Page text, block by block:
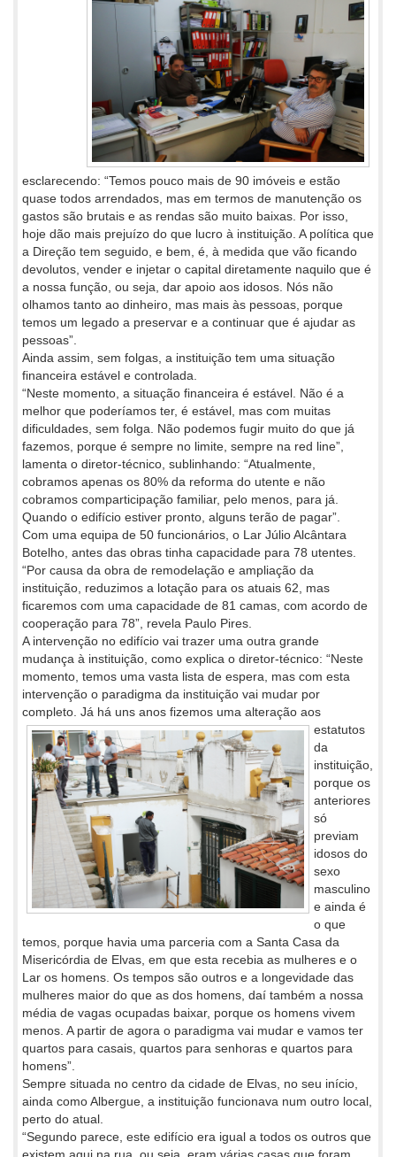
esclarecendo: “Temos pouco mais de 90 imóveis e estão
quase todos arrendados, mas em termos de manutenção os
gastos são brutais e as rendas são muito baixas. Por isso,
hoje dão mais prejuízo do que lucro à instituição. A política que
a Direção tem seguido, e bem, é, à medida que vão ficando
devolutos, vender e injetar o capital diretamente naquilo que é
a nossa função, ou seja, dar apoio aos idosos. Nós não
olhamos tanto ao dinheiro, mas mais às pessoas, porque
temos um legado a preservar e a continuar que é ajudar as
pessoas”.
Ainda assim, sem folgas, a instituição tem uma situação
financeira estável e controlada.
“Neste momento, a situação financeira é estável. Não é a
melhor que poderíamos ter, é estável, mas com muitas
dificuldades, sem folga. Não podemos fugir muito do que já
fazemos, porque é sempre no limite, sempre na red line”,
lamenta o diretor-técnico, sublinhando: “Atualmente,
cobramos apenas os 80% da reforma do utente e não
cobramos comparticipação familiar, pelo menos, para já.
Quando o edifício estiver pronto, alguns terão de pagar”.
Com uma equipa de 50 funcionários, o Lar Júlio Alcântara
Botelho, antes das obras tinha capacidade para 78 utentes.
“Por causa da obra de remodelação e ampliação da
instituição, reduzimos a lotação para os atuais 62, mas
ficaremos com uma capacidade de 81 camas, com acordo de
cooperação para 78”, revela Paulo Pires.
A intervenção no edifício vai trazer uma outra grande
mudança à instituição, como explica o diretor-técnico: “Neste
momento, temos uma vasta lista de espera, mas com esta
intervenção o paradigma da instituição vai mudar por
completo. Já há uns anos fizemos uma alteração aos
estatutos
da
instituição,
porque os
anteriores
só
previam
idosos do
sexo
masculino
e ainda é
o que
temos, porque havia uma parceria com a Santa Casa da
Misericórdia de Elvas, em que esta recebia as mulheres e o
Lar os homens. Os tempos são outros e a longevidade das
mulheres maior do que as dos homens, daí também a nossa
média de vagas ocupadas baixar, porque os homens vivem
menos. A partir de agora o paradigma vai mudar e vamos ter
quartos para casais, quartos para senhoras e quartos para
homens”.
Sempre situada no centro da cidade de Elvas, no seu início,
ainda como Albergue, a instituição funcionava num outro local,
perto do atual.
“Segundo parece, este edifício era igual a todos os outros que